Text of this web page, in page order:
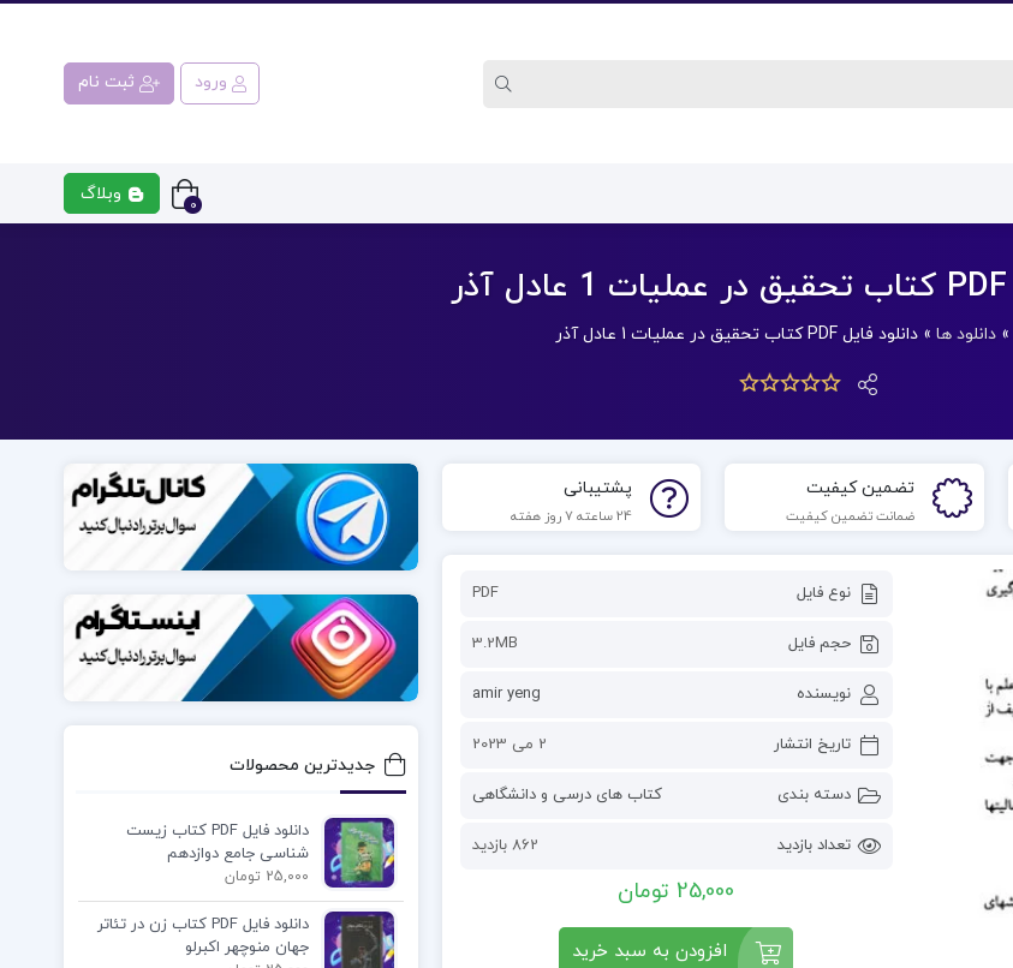
ورود ثبت نام
0 وبلاگ
» دانلود ها » دانلود فایل PDF کتاب تحقیق در عملیات 1 عادل آذر
تضمین کیفیت
ضمانت تضمین کیفیت
پشتیبانی
24 ساعته 7 روز هفته
نوع فایل PDF
حجم فایل 3.2MB
نویسنده amir yeng
تاریخ انتشار 2 می 2023
دسته بندی کتاب های درسی و دانشگاهی
تعداد بازدید 862 بازدید
25,000 تومان
افزودن به سبد خرید
جدیدترین محصولات
دانلود فایل PDF کتاب زیست
شناسی جامع دوازدهم
25,000 تومان
دانلود فایل PDF کتاب زن در تئاتر
جهان منوچهر اکبرلو